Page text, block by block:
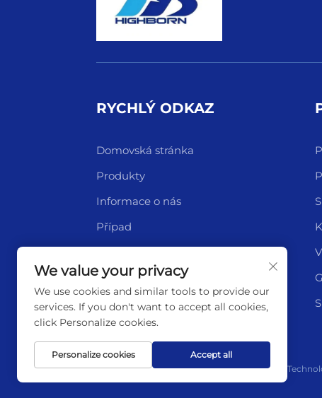
RYCHLÝ ODKAZ
Domovská stránka
Produkty
Informace o nás
Případ
Kontakt
Copyright © 2025 by Lianyungang Highborn
We value your privacy
We use cookies and similar tools to provide our
services. If you don't want to accept all cookies,
click Personalize cookies.
Personalize cookies Accept all